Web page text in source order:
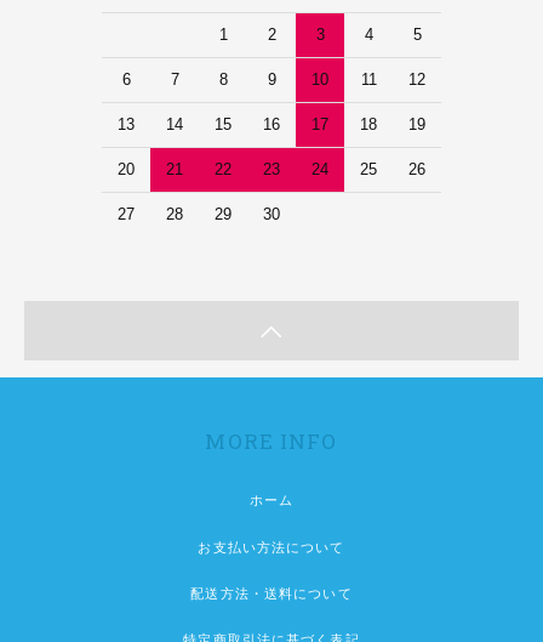
1 2 3 4 5
6 7 8 9 10 11 12
13 14 15 16 17 18 19
20 21 22 23 24 25 26
27 28 29 30
MORE INFO
ホーム
お支払い方法について
配送方法・送料について